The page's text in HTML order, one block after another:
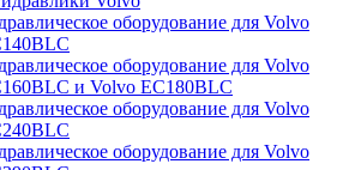
оборудование для Volvo
оборудование для Volvo
и Volvo EC180BLC
оборудование для Volvo
оборудование для Volvo